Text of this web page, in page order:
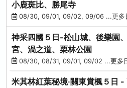
小鹿斑比、勝尾寺
08/30, 09/01, 09/02, 09/06 ...更多
神采四國５日-松山城、後樂園
宮、渦之道、栗林公園
08/30, 08/31, 09/01, 09/02 ...更多
米其林紅葉秘境‧關東賞楓５日